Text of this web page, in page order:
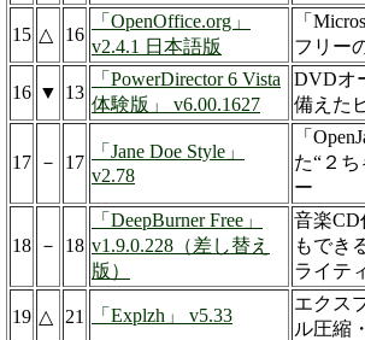
15 △ 16
「OpenOffice.org」
v2.4.1 日本語版
「
フリー
16 ▼ 13
「PowerDirector 6 Vista
体験版」 v6.00.1627
DVDオ
備えた
17 － 17
「Jane Doe Style」
v2.78
「
た“２
ー
18 － 18
「DeepBurner Free」
v1.9.0.228（差し替え
版）
音楽CD
もでき
ライテ
19 △ 21 「Explzh」 v5.33
エクス
ル圧縮